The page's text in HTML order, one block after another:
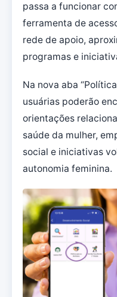
passa a funcionar
ferramenta de
rede de apoio,
programas e
Na nova aba
usuárias poderão
orientações
saúde da mulher,
social e iniciativas
autonomia feminina.